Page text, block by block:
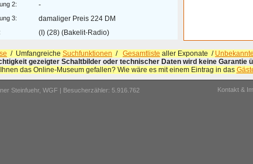
2: -
3: damaliger Preis 224 DM
(I) (28) (Bakelit-Radio)
/ Umfangreiche Suchfunktionen / Gesamtliste aller Exponate /
gezeigter Schaltbilder oder technischer Daten wird keine Garantie
das Online-Museum gefallen? Wie wäre es mit einem Eintrag in das
Steinfuehr, WGF | Besucherzähler: 5.916.762 Kontakt &